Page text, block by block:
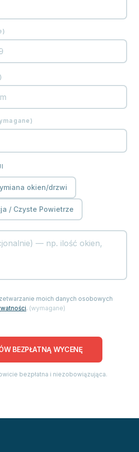
)
)
)
okien/drzwi
/ Czyste Powietrze
moich danych osobowych
. (wymagane)
BEZPŁATNĄ WYCENĘ
bezpłatna i niezobowiązująca.